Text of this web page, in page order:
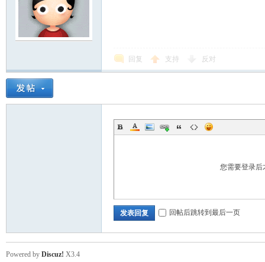
回复 支持 反对
您需要登录
发表回复 回帖后跳转到最后一页
Powered by Discuz! X3.4